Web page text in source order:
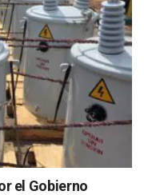
el Gobierno